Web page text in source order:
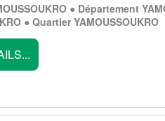
● Département
● Quartier YAMOUSSOUKRO